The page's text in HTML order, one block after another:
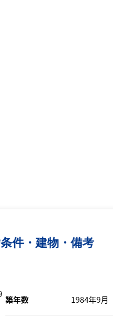
件・建物・備考
築年数 1984年9月